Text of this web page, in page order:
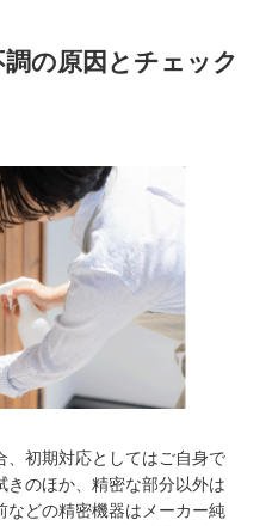
の原因とチェック
、初期対応としてはご自身で
きのほか、精密な部分以外は
などの精密機器はメーカー純